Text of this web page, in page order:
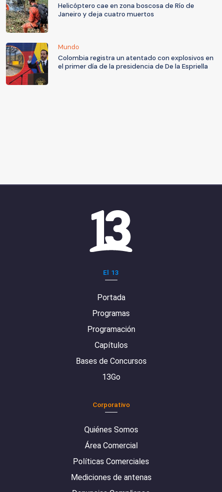
Helicóptero cae en zona boscosa de Río de
Janeiro y deja cuatro muertos
Mundo
Colombia registra un atentado con explosivos en
el primer día de la presidencia de De la Espriella
El 13
Portada
Programas
Programación
Capítulos
Bases de Concursos
13Go
Corporativo
Quiénes Somos
Área Comercial
Políticas Comerciales
Mediciones de antenas